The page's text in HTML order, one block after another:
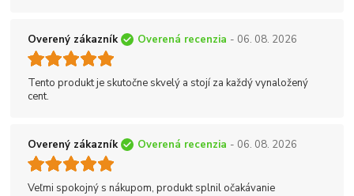
Overený zákazník Overená recenzia - 06. 08. 2026
Tento produkt je skutočne skvelý a stojí za každý vynaložený
cent.
Overený zákazník Overená recenzia - 06. 08. 2026
Veľmi spokojný s nákupom, produkt splnil očakávanie